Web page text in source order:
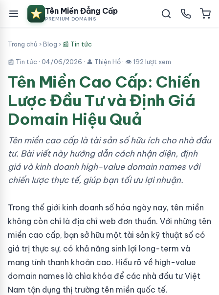
Tên Miền Đẳng Cấp
PREMIUM DOMAINS
Trang chủ ›Blog › 📰 Tin tức
📰 Tin tức · 04/06/2026 · 👤 Thiện Hồ · 👁 192 lượt xem
Tên Miền Cao Cấp: Chiến
Lược Đầu Tư và Định Giá
Domain Hiệu Quả
Tên miền cao cấp là tài sản số hữu ích cho nhà đầu
tư. Bài viết này hướng dẫn cách nhận diện, định
giá và kinh doanh high-value domain names với
chiến lược thực tế, giúp bạn tối ưu lợi nhuận.
Trong thế giới kinh doanh số hóa ngày nay, tên miền
không còn chỉ là địa chỉ web đơn thuần. Với những tên
miền cao cấp, bạn sở hữu một tài sản kỹ thuật số có
giá trị thực sự, có khả năng sinh lợi long-term và
mang tính thanh khoản cao. Hiểu rõ về high-value
domain names là chìa khóa để các nhà đầu tư Việt
Nam tận dụng thị trường tên miền quốc tế.